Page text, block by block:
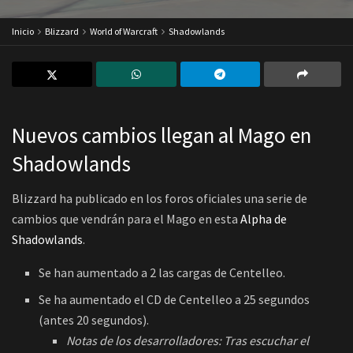
Inicio Blizzard World of Warcraft Shadowlands
Nuevos cambios llegan al Mago en
Shadowlands
Blizzard ha publicado en los foros oficiales una serie de
cambios que vendrán para el Mago en esta Alpha de
Shadowlands.
Se han aumentado a 2 las cargas de Centelleo.
Se ha aumentado el CD de Centelleo a 25 segundos
(antes 20 segundos).
Notas de los desarrolladores: Tras escuchar el